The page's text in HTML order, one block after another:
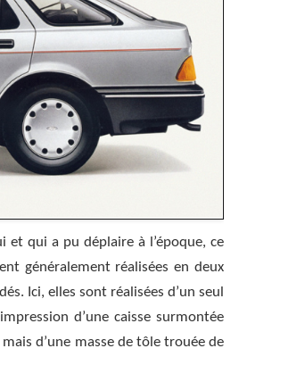
et qui a pu déplaire à l’époque, ce
généralement réalisées en deux
Ici, elles sont réalisées d’un seul
d’une caisse surmontée
d’une masse de tôle trouée de